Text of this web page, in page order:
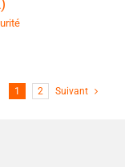
1 2 Suivant